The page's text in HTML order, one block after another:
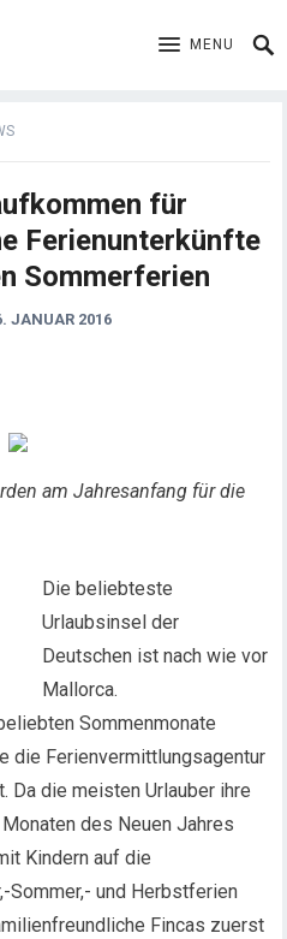
MENU
für
Ferienunterkünfte
Sommerferien
JANUAR 2016
am Jahresanfang für die
Die beliebteste
Urlaubsinsel der
Deutschen ist nach wie vor
Mallorca.
Sommenmonate
die Ferienvermittlungsagentur
Da die meisten Urlauber ihre
des Neuen Jahres
Kindern auf die
Sommer,- und Herbstferien
Fincas zuerst